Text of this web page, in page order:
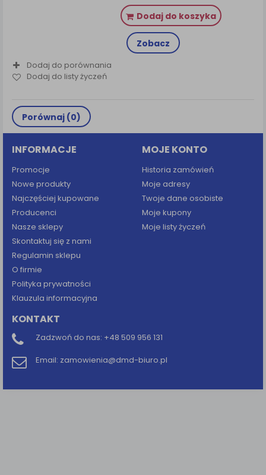
Dodaj do koszyka
Zobacz
Dodaj do porównania
Dodaj do listy życzeń
Porównaj (0)
INFORMACJE
Promocje
Nowe produkty
Najczęściej kupowane
Producenci
Nasze sklepy
Skontaktuj się z nami
Regulamin sklepu
O firmie
Polityka prywatności
Klauzula informacyjna
MOJE KONTO
Historia zamówień
Moje adresy
Twoje dane osobiste
Moje kupony
Moje listy życzeń
KONTAKT
Zadzwoń do nas: +48 509 956 131
Email: zamowienia@dmd-biuro.pl
Klauzula Informacyjna (rozwiń)
Lista Zaufanych Partnerów (rozwiń)